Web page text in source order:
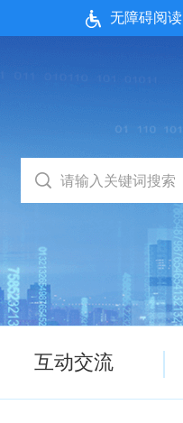
无障碍阅读
互动交流